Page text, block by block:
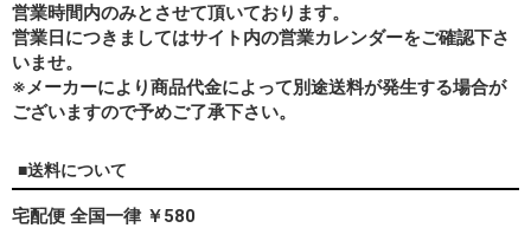
営業時間内のみとさせて頂いております。
営業日につきましてはサイト内の営業カレンダーをご確認下さ
いませ。
※メーカーにより商品代金によって別途送料が発生する場合が
ございますので予めご了承下さい。
■送料について
宅配便 全国一律 ￥580